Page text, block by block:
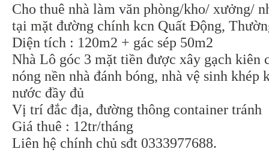
Cho thuê nhà làm văn phòng/kho/ xưởng/
tại mặt đường chính kcn Quất Động,
Diện tích : 120m2 + gác sép 50m2
Nhà Lô góc 3 mặt tiền được xây gạch kiên
nóng nền nhà đánh bóng, nhà vệ sinh khép
nước đầy đủ
Vị trí đắc địa, đường thông container tránh
Giá thuê : 12tr/tháng
Liên hệ chính chủ sđt 0333977688.